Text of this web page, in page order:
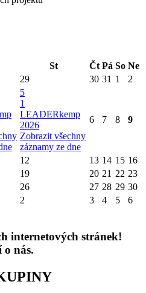
St Čt Pá So Ne
29 30 31 1
2
5
1
LEADERkemp
2026
Zobrazit všechny
záznamy ze dne
6 7 8 9
12 13 14 15 16
19 20 21 22 23
26 27 28 29 30
2 3 4 5 6
internetových stránek!
o nás.